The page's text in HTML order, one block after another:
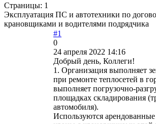
Страницы: 1
Эксплуатация ПС и автотехники по
крановщиками и водителями подрядчика
#1
0
24 апреля 2022 14:16
Добрый день, Коллеги!
1. Организация выполняет
при ремонте теплосетей в
выполняет погрузочно-
площадках складирования
автомобиля).
Используются